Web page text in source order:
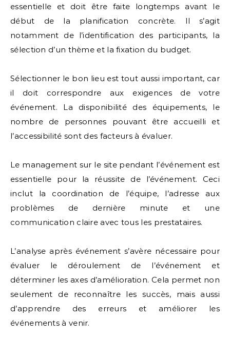
essentielle et doit être faite longtemps avant le
début de la planification concrète. Il s’agit
notamment de l’identification des participants, la
sélection d’un thème et la fixation du budget.
Sélectionner le bon lieu est tout aussi important, car
il doit correspondre aux exigences de votre
événement. La disponibilité des équipements, le
nombre de personnes pouvant être accueilli et
l’accessibilité sont des facteurs à évaluer.
Le management sur le site pendant l’événement est
essentielle pour la réussite de l’événement. Ceci
inclut la coordination de l’équipe, l’adresse aux
problèmes de dernière minute et une
communication claire avec tous les prestataires.
L’analyse après événement s’avère nécessaire pour
évaluer le déroulement de l’événement et
déterminer les axes d’amélioration. Cela permet non
seulement de reconnaître les succès, mais aussi
d’apprendre des erreurs et améliorer les
événements à venir.